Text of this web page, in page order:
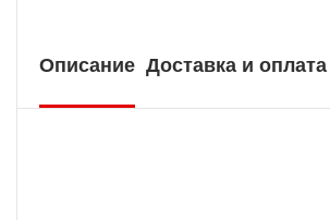
Описание Доставка и оплата